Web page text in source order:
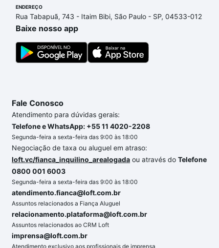
comprar um apartamento
comprar o imóvel dos seus sonhos com segurança e
conforto. Loft, com você até as chaves.
ENDEREÇO
Rua Tabapuã, 743 - Itaim Bibi, São Paulo - SP, 04533-012
Baixe nosso app
Fale Conosco
Atendimento para dúvidas gerais:
Telefone e WhatsApp: +55 11 4020-2208
Segunda-feira a sexta-feira das 9:00 às 18:00
Negociação de taxa ou aluguel em atraso:
loft.vc/fianca_inquilino_arealogada ou através do Telefone
0800 001 6003
Segunda-feira a sexta-feira das 9:00 às 18:00
atendimento.fianca@loft.com.br
Assuntos relacionados a Fiança Aluguel
relacionamento.plataforma@loft.com.br
Assuntos relacionados ao CRM Loft
imprensa@loft.com.br
Atendimento exclusivo aos profissionais de imprensa